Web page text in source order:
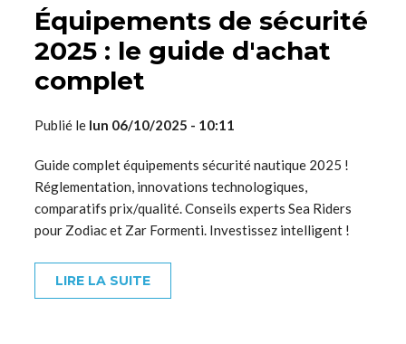
Équipements de sécurité
2025 : le guide d'achat
complet
Publié le lun 06/10/2025 - 10:11
Guide complet équipements sécurité nautique 2025 !
Réglementation, innovations technologiques,
comparatifs prix/qualité. Conseils experts Sea Riders
pour Zodiac et Zar Formenti. Investissez intelligent !
LIRE LA SUITE